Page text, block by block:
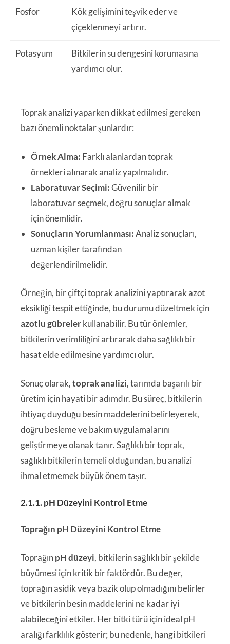
Fosfor
Kök gelişimini teşvik eder ve
çiçeklenmeyi artırır.
Potasyum
Bitkilerin su dengesini korumasına
yardımcı olur.
Toprak analizi yaparken dikkat edilmesi gereken
bazı önemli noktalar şunlardır:
Örnek Alma: Farklı alanlardan toprak
örnekleri alınarak analiz yapılmalıdır.
Laboratuvar Seçimi:Güvenilir bir
laboratuvar seçmek, doğru sonuçlar almak
için önemlidir.
Sonuçların Yorumlanması:Analiz sonuçları,
uzman kişiler tarafından
değerlendirilmelidir.
Örneğin, bir çiftçi toprak analizini yaptırarak azot
eksikliği tespit ettiğinde, bu durumu düzeltmek için
azotlu gübrelerkullanabilir. Bu tür önlemler,
bitkilerin verimliliğini artırarak daha sağlıklı bir
hasat elde edilmesine yardımcı olur.
Sonuç olarak,toprak analizi, tarımda başarılı bir
üretim için hayati bir adımdır. Bu süreç, bitkilerin
ihtiyaç duyduğu besin maddelerini belirleyerek,
doğru besleme ve bakım uygulamalarını
geliştirmeye olanak tanır. Sağlıklı bir toprak,
sağlıklı bitkilerin temeli olduğundan, bu analizi
ihmal etmemek büyük önem taşır.
2.1.1. pH Düzeyini Kontrol Etme
Toprağın pH Düzeyini Kontrol Etme
ToprağınpH düzeyi, bitkilerin sağlıklı bir şekilde
büyümesi için kritik bir faktördür. Bu değer,
toprağın asidik veya bazik olup olmadığını belirler
ve bitkilerin besin maddelerini ne kadar iyi
alabileceğini etkiler. Her bitki türü için ideal pH
aralığı farklılık gösterir; bu nedenle, hangi bitkileri